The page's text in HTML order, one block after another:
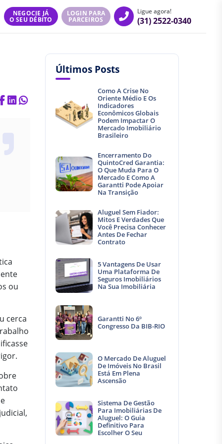
NEGOCIE JÁ
O SEU DÉBITO
LOGIN PARA
PARCEIROS
Ligue agora!
(31) 2522-0340
ou
cerca
Últimos Posts
Como A Crise No
Oriente Médio E Os
Indicadores
Econômicos Globais
Podem Impactar O
Mercado Imobiliário
Brasileiro
Encerramento Do
QuintoCred Garantia:
O Que Muda Para O
Mercado E Como A
Garantti Pode Apoiar
Na Transição
Aluguel Sem Fiador:
Mitos E Verdades Que
Você Precisa Conhecer
Antes De Fechar
Contrato
5 Vantagens De Usar
Uma Plataforma De
Seguros Imobiliários
Na Sua Imobiliária
Garantti No 6º
Congresso Da BIB-RIO
O Mercado De Aluguel
De Imóveis No Brasil
Está Em Plena
Ascensão
Sistema De Gestão
Para Imobiliárias De
Aluguel: O Guia
Definitivo Para
Escolher O Seu